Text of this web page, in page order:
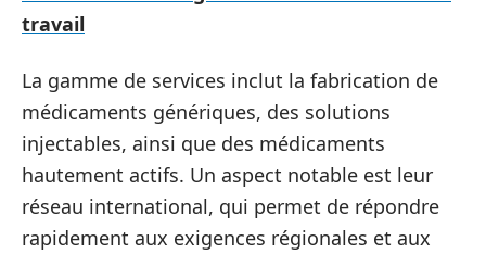
travail
La gamme de services inclut la fabrication de
médicaments génériques, des solutions
injectables, ainsi que des médicaments
hautement actifs. Un aspect notable est leur
réseau international, qui permet de répondre
rapidement aux exigences régionales et aux